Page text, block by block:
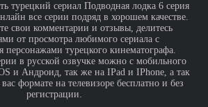
турецкий сериал Подводная лодка 6 серия
все серии подряд в хорошем качестве.
свои комментарии и отзывы, делитесь
от просмотра любимого сериала с
турецкого кинематографа.
в русской озвучке можно с мобильного
и Андроид, так же на IPad и IPhone, а так
формате на телевизоре бесплатно и без
регистрации.